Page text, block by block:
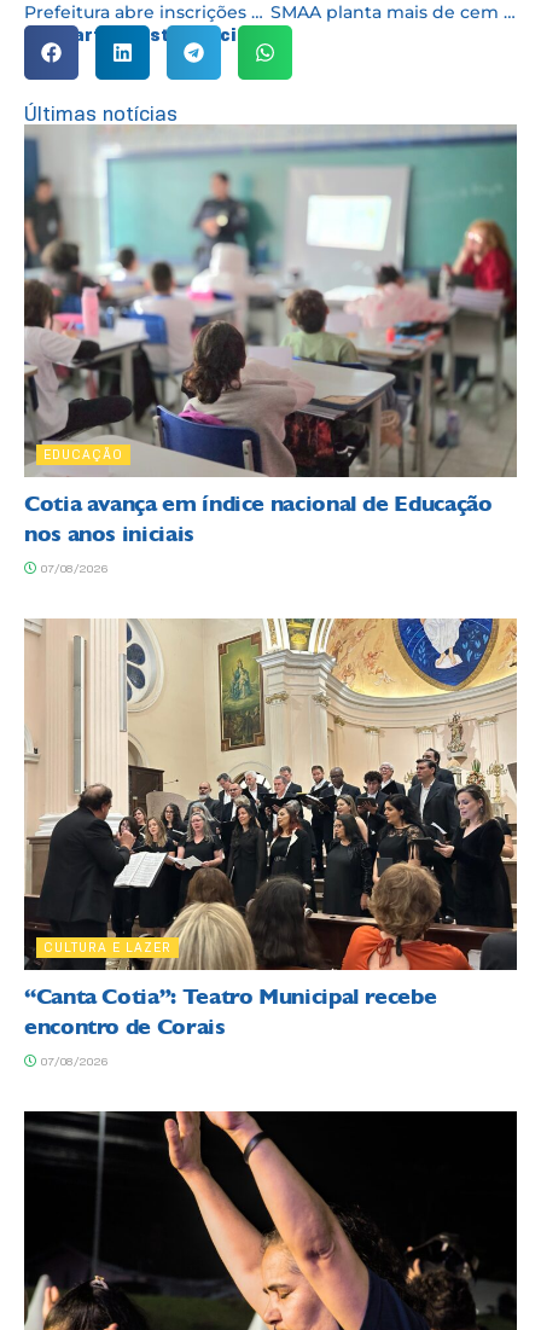
Prefeitura abre inscrições para as creches do Miguel Mirizola e Jardim São Vicente SMAA planta mais de cem mudas durante mais uma ação do Cotia +Verde
Compartilhe esta notícia:
Últimas notícias
EDUCAÇÃO
Cotia avança em índice nacional de Educação
nos anos iniciais
07/08/2026
CULTURA E LAZER
“Canta Cotia”: Teatro Municipal recebe
encontro de Corais
07/08/2026